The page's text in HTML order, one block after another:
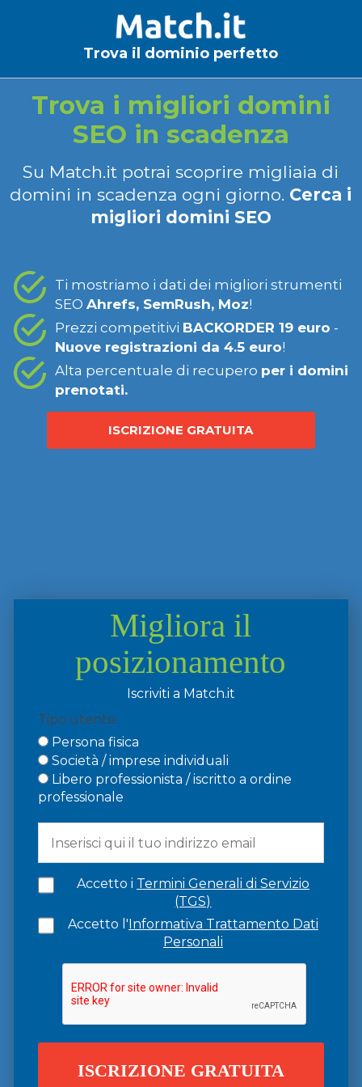
Trova il dominio perfetto
Trova i migliori domini
SEO in scadenza
Su Match.it potrai scoprire migliaia di
domini in scadenza ogni giorno. Cerca i
migliori domini SEO
Ti mostriamo i dati dei migliori strumenti
SEO Ahrefs, SemRush, Moz!
Prezzi competitivi BACKORDER 19 euro -
Nuove registrazioni da 4.5 euro!
Alta percentuale di recupero per i domini
prenotati.
ISCRIZIONE GRATUITA
Migliora il
posizionamento
Iscriviti a Match.it
Tipo utente
Persona fisica
Società / imprese individuali
Libero professionista / iscritto a ordine
professionale
Accetto i Termini Generali di Servizio
(TGS)
Accetto l'Informativa Trattamento Dati
Personali